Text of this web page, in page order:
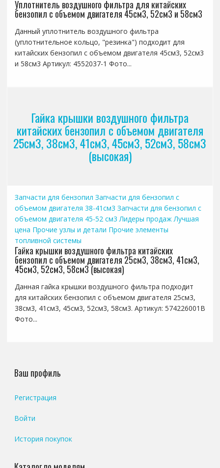
Уплотнитель воздушного фильтра для китайских
бензопил с объемом двигателя 45см3, 52см3 и 58см3
Данный уплотнитель воздушного фильтра
(уплотнительное кольцо, "резинка") подходит для
китайских бензопил с объемом двигателя 45см3, 52см3
и 58см3 Артикул: 4552037-1 Фото...
Гайка крышки воздушного фильтра
китайских бензопил с объемом двигателя
25см3, 38см3, 41см3, 45см3, 52см3, 58см3
(высокая)
Запчасти для бензопил Запчасти для бензопил с
объемом двигателя 38-41см3 Запчасти для бензопил с
объемом двигателя 45-52 см3 Лидеры продаж Лучшая
цена Прочие узлы и детали Прочие элементы
топливной системы
Гайка крышки воздушного фильтра китайских
бензопил с объемом двигателя 25см3, 38см3, 41см3,
45см3, 52см3, 58см3 (высокая)
Данная гайка крышки воздушного фильтра подходит
для китайских бензопил с объемом двигателя 25см3,
38см3, 41см3, 45см3, 52см3, 58см3. Артикул: 574226001B
Фото...
Ваш профиль
Регистрация
Войти
История покупок